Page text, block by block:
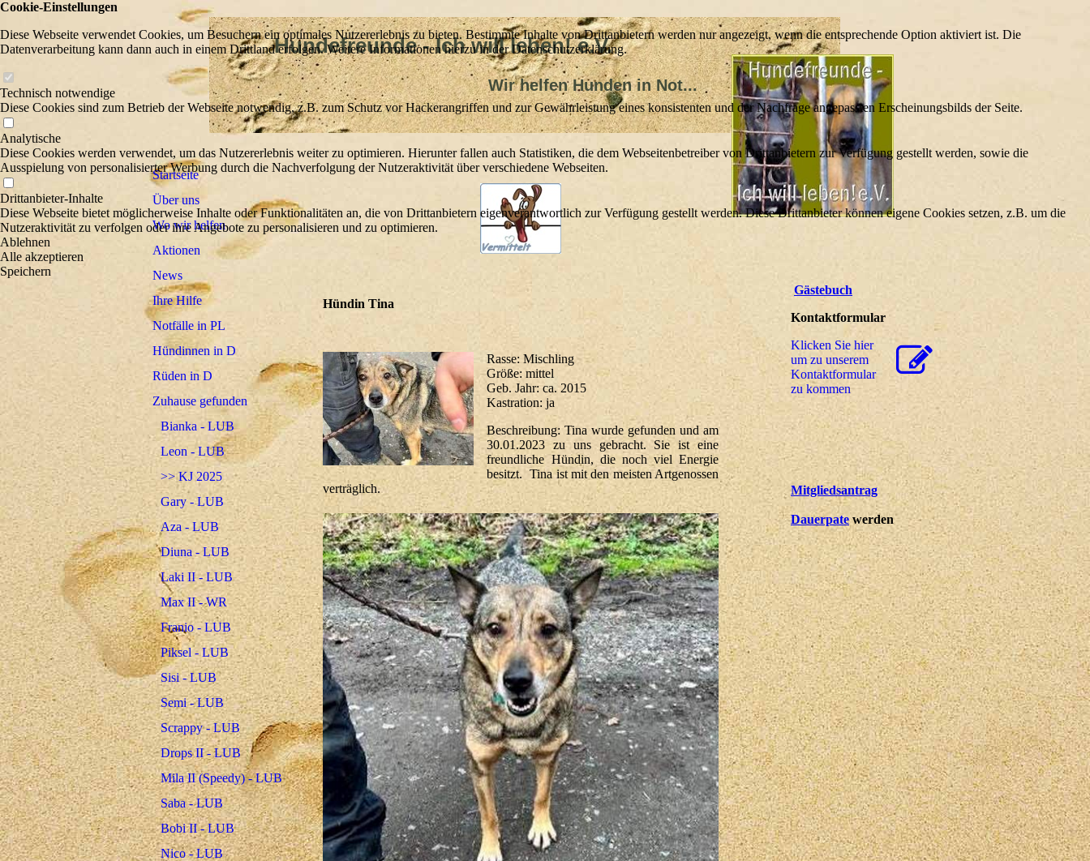
Hündin Tina
Rasse: Mischling
Größe: mittel
Geb. Jahr: ca. 2015
Kastration: ja
Beschreibung: Tina wurde gefunden und am
30.01.2023 zu uns gebracht. Sie ist eine
freundliche Hündin, die noch viel Energie
besitzt. Tina ist mit den meisten Artgenossen
verträglich.
Startseite
Über uns
Wo wir helfen
Aktionen
News
Ihre Hilfe
Notfälle in PL
Hündinnen in D
Rüden in D
Zuhause gefunden
Bianka - LUB
Leon - LUB
>> KJ 2025
Gary - LUB
Aza - LUB
Diuna - LUB
Laki II - LUB
Max II - WR
Franio - LUB
Piksel - LUB
Sisi - LUB
Semi - LUB
Scrappy - LUB
Drops II - LUB
Mila II (Speedy) - LUB
Saba - LUB
Bobi II - LUB
Nico - LUB
Hundefreunde - Ich will leben! e.V.
Wir helfen Hunden in Not...
Gästebuch
Kontaktformular
Klicken Sie hier
um zu unserem
Kon­takt­for­mu­lar
zu kommen
Mitgliedsantrag
Dauerpate werden
Cookie-Einstellungen
Diese Webseite verwendet Cookies, um Besuchern ein optimales Nutzererlebnis zu bieten. Bestimmte Inhalte von Drittanbietern werden nur angezeigt, wenn die entsprechende Option aktiviert ist. Die
Datenverarbeitung kann dann auch in einem Drittland erfolgen. Weitere Informationen hierzu in der Datenschutzerklärung.
Technisch notwendige
Diese Cookies sind zum Betrieb der Webseite notwendig, z.B. zum Schutz vor Hackerangriffen und zur Gewährleistung eines konsistenten und der Nachfrage angepassten Erscheinungsbilds der Seite.
Analytische
Diese Cookies werden verwendet, um das Nutzererlebnis weiter zu optimieren. Hierunter fallen auch Statistiken, die dem Webseitenbetreiber von Drittanbietern zur Verfügung gestellt werden, sowie die
Ausspielung von personalisierter Werbung durch die Nachverfolgung der Nutzeraktivität über verschiedene Webseiten.
Drittanbieter-Inhalte
Diese Webseite bietet möglicherweise Inhalte oder Funktionalitäten an, die von Drittanbietern eigenverantwortlich zur Verfügung gestellt werden. Diese Drittanbieter können eigene Cookies setzen, z.B. um die
Nutzeraktivität zu verfolgen oder ihre Angebote zu personalisieren und zu optimieren.
Ablehnen
Alle akzeptieren
Speichern